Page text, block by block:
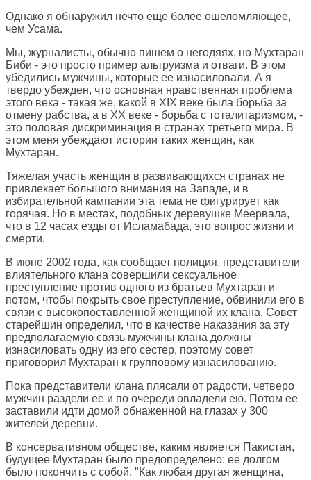
Однако я обнаружил нечто еще более ошеломляющее,
чем Усама.
Мы, журналисты, обычно пишем о негодяях, но Мухтаран
Биби - это просто пример альтруизма и отваги. В этом
убедились мужчины, которые ее изнасиловали. А я
твердо убежден, что основная нравственная проблема
этого века - такая же, какой в XIX веке была борьба за
отмену рабства, а в XX веке - борьба с тоталитаризмом, -
это половая дискриминация в странах третьего мира. В
этом меня убеждают истории таких женщин, как
Мухтаран.
Тяжелая участь женщин в развивающихся странах не
привлекает большого внимания на Западе, и в
избирательной кампании эта тема не фигурирует как
горячая. Но в местах, подобных деревушке Меервала,
что в 12 часах езды от Исламабада, это вопрос жизни и
смерти.
В июне 2002 года, как сообщает полиция, представители
влиятельного клана совершили сексуальное
преступление против одного из братьев Мухтаран и
потом, чтобы покрыть свое преступление, обвинили его в
связи с высокопоставленной женщиной их клана. Совет
старейшин определил, что в качестве наказания за эту
предполагаемую связь мужчины клана должны
изнасиловать одну из его сестер, поэтому совет
приговорил Мухтаран к групповому изнасилованию.
Пока представители клана плясали от радости, четверо
мужчин раздели ее и по очереди овладели ею. Потом ее
заставили идти домой обнаженной на глазах у 300
жителей деревни.
В консервативном обществе, каким является Пакистан,
будущее Мухтаран было предопределено: ее долгом
было покончить с собой. "Как любая другая женщина,